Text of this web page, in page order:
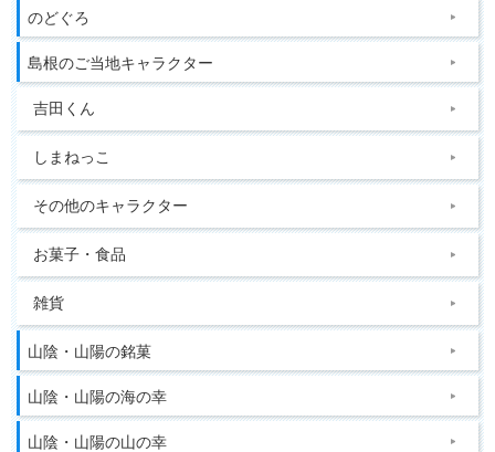
のどぐろ
島根のご当地キャラクター
吉田くん
しまねっこ
その他のキャラクター
お菓子・食品
雑貨
山陰・山陽の銘菓
山陰・山陽の海の幸
山陰・山陽の山の幸